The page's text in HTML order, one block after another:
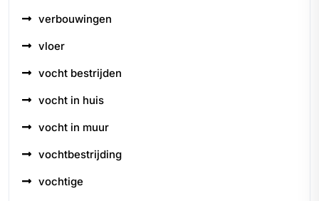
verbouwingen
vloer
vocht bestrijden
vocht in huis
vocht in muur
vochtbestrijding
vochtige